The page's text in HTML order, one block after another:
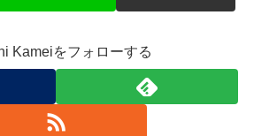
Kameiをフォローする